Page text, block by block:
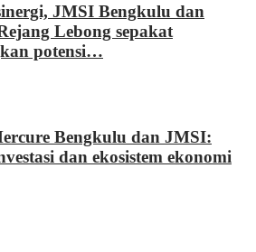
JMSI Bengkulu dan
Lebong sepakat
potensi…
Bengkulu dan JMSI:
dan ekosistem ekonomi